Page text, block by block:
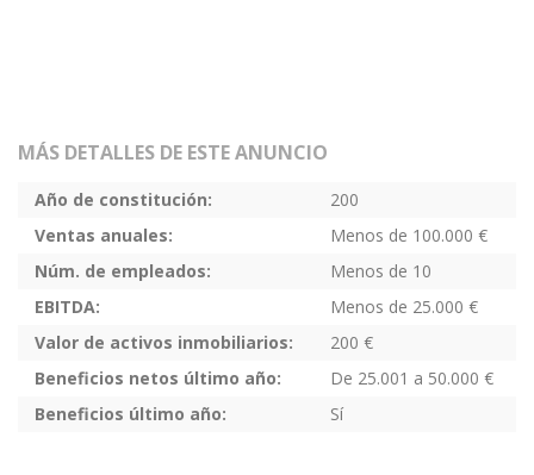
MÁS DETALLES DE ESTE ANUNCIO
Año de constitución:
200
Ventas anuales:
Menos de 100.000 €
Núm. de empleados:
Menos de 10
EBITDA:
Menos de 25.000 €
Valor de activos inmobiliarios:
200 €
Beneficios netos último año:
De 25.001 a 50.000 €
Beneficios último año:
Sí